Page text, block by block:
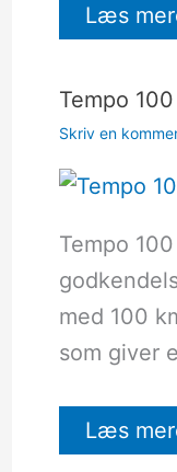
Læs
Tempo
Skriv en
Tempo
med 100
som giver
Læs